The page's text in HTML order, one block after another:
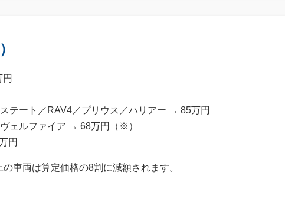
テート／RAV4／プリウス／ハリアー → 85万円
ェルファイア → 68万円（※）
円
車両は算定価格の8割に減額されます。